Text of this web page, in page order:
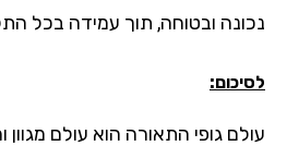
ובטוחה, תוך עמידה בכל התקנים
גופי התאורה הוא עולם מגוון